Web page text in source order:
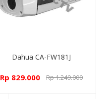
Dahua CA-FW181J
Rp 829.000 Rp 1.249.000